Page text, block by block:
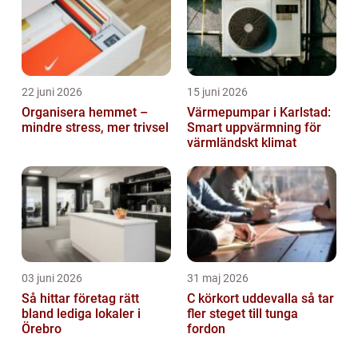
22 juni 2026
Organisera hemmet –
mindre stress, mer trivsel
15 juni 2026
Värmepumpar i Karlstad:
Smart uppvärmning för
värmländskt klimat
03 juni 2026
Så hittar företag rätt
bland lediga lokaler i
Örebro
31 maj 2026
C körkort uddevalla så tar
fler steget till tunga
fordon